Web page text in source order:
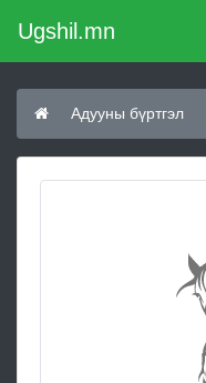
Ugshil.mn
Адууны бүртгэл